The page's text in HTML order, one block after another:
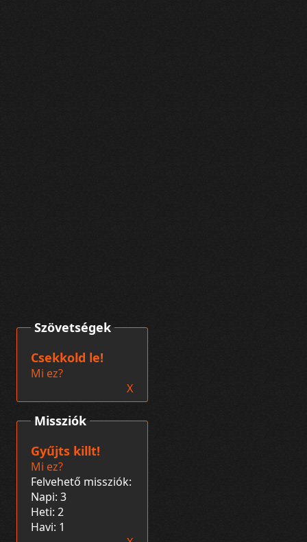
Missziók
Gyűjts killt!
Mi ez?
Felvehető missziók:
Napi: 3
Heti: 2
Havi: 1
Szövetségek
Csekkold le!
Mi ez?
X